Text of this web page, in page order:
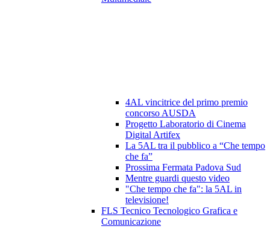
4AL vincitrice del primo premio
concorso AUSDA
Progetto Laboratorio di Cinema
Digital Artifex
La 5AL tra il pubblico a “Che tempo
che fa”
Prossima Fermata Padova Sud
Mentre guardi questo video
"Che tempo che fa": la 5AL in
televisione!
FLS Tecnico Tecnologico Grafica e
Comunicazione